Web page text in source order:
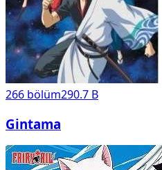
266 bölüm290.7 B
Gintama